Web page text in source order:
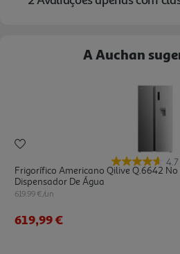
A Auchan
4.7
Frigorífico Americano Qilive Q.6642 No
Dispensador De Água
619.99 €/un
619,99 €